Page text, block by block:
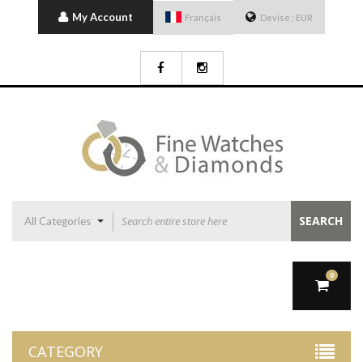
My Account Français Devise : EUR
All Categories SEARCH
0
CATEGORY